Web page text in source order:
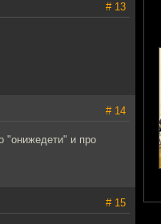
# 13
# 14
"онижедети" и про
# 15